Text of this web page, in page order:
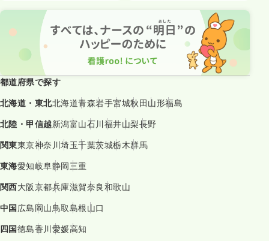
都道府県で探す
北海道・東北北海道青森岩手宮城秋田山形福島
北陸・甲信越新潟富山石川福井山梨長野
関東東京神奈川埼玉千葉茨城栃木群馬
東海愛知岐阜静岡三重
関西大阪京都兵庫滋賀奈良和歌山
中国広島岡山鳥取島根山口
四国徳島香川愛媛高知